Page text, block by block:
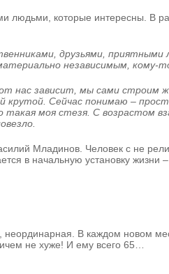
людьми, которые интересны. В
друзьями,
независимым, кому-
зависит, мы сами строим
крутой. Сейчас понимаю –
моя стезя. С возрастом
Младинов. Человек с не
в начальную установку
В каждом новом
не хуже! И ему всего 65…